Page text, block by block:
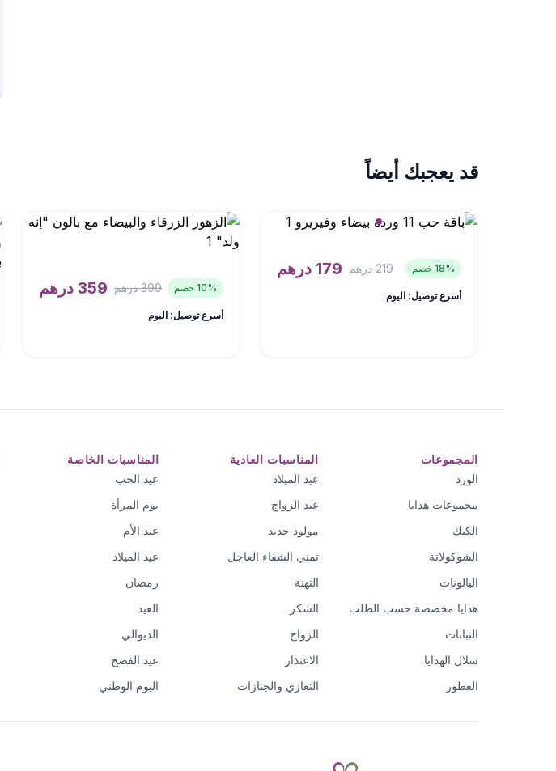
قد يعجبك أيضاً
18% خصم 219درهم 179 درهم
أسرع توصيل: اليوم
10% خصم 399درهم 359 درهم
أسرع توصيل: اليوم
المجموعات
الورد
مجموعات هدايا
الكيك
الشوكولاتة
البالونات
هدايا مخصصة حسب الطلب
النباتات
سلال الهدايا
العطور
المناسبات العادية
عيد الميلاد
عيد الزواج
مولود جديد
تمني الشفاء العاجل
التهنة
الشكر
الزواج
الاعتذار
التعازي والجنازات
المناسبات الخاصة
عيد الحب
يوم المرأة
عيد الأم
عيد الميلاد
رمضان
العيد
الديوالي
عيد الفصح
اليوم الوطني